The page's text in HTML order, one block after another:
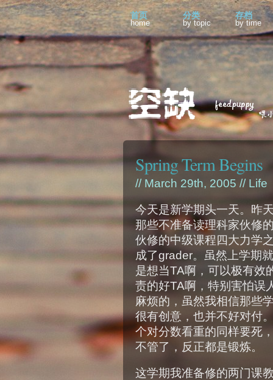
首页
home
分类
by topic
存档
by time
Spring Term Begins
// March 29th, 2005 // Life
今天是新学期头一天。昨
那些不准备读理科家伙修
伙修的中级课程四大力学
成了grader。虽然上学期
是想当TA啊，可以极有效
责的好TA啊，特别害怕误
麻烦的，虽然我相信那些
很有创意，也并不好对付
个对分数看重的同样要死
不管了，反正都是锻炼。
这学期我准备修的两门课